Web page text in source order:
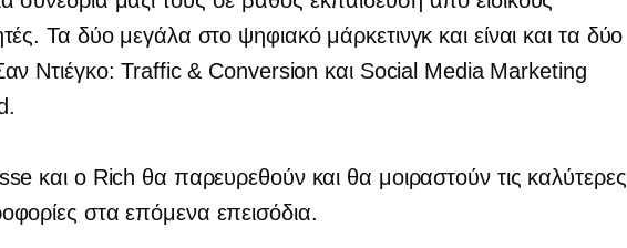
Τα δύο μεγάλα στο ψηφιακό μάρκετινγκ και είναι και τα δύο
Ντιέγκο: Traffic & Conversion και Social Media Marketing
και ο Rich θα παρευρεθούν και θα μοιραστούν τις καλύτερες
στα επόμενα επεισόδια.